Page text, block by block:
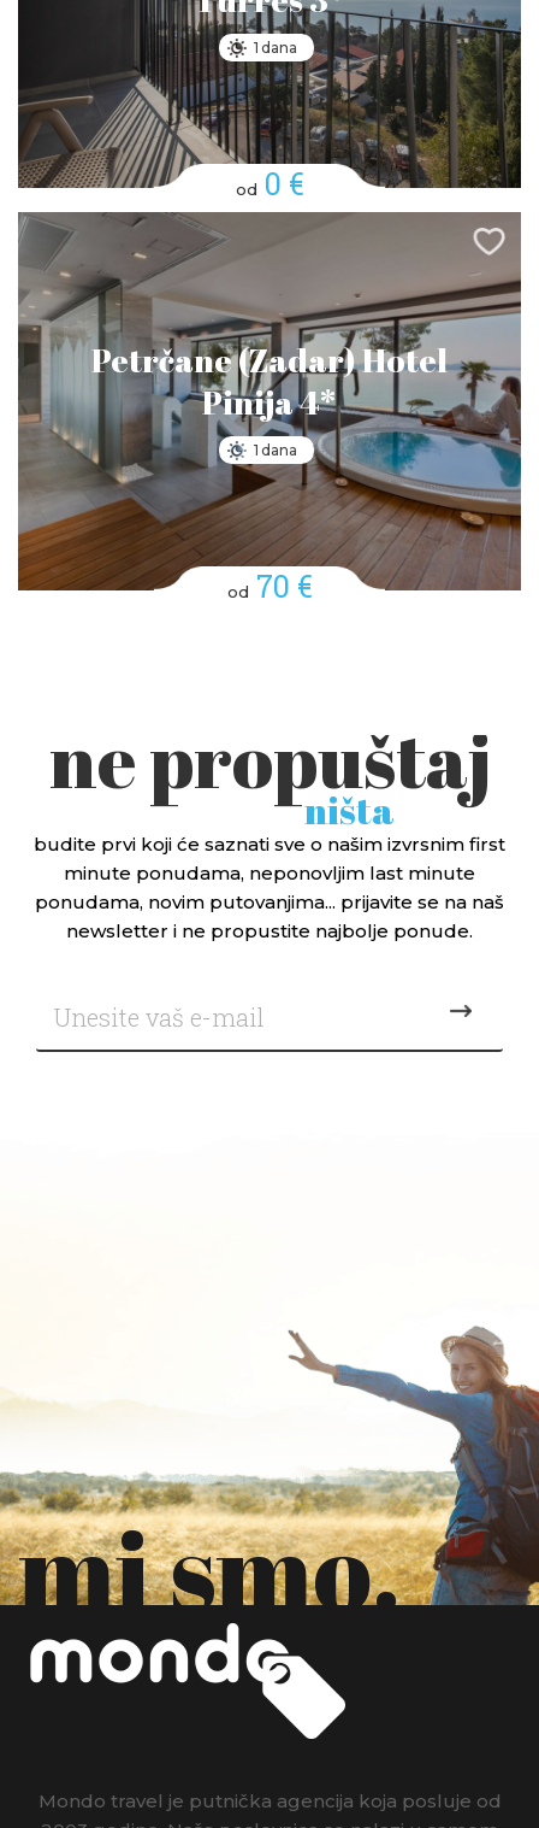
1 dana
od 0 €
Petrčane (Zadar) Hotel
Pinija 4*
1 dana
od 70 €
ne propuštaj
ništa
budite prvi koji će saznati sve o našim izvrsnim first
minute ponudama, neponovljim last minute
ponudama, novim putovanjima... prijavite se na naš
newsletter i ne propustite najbolje ponude.
mi smo.
Mondo travel je putnička agencija koja posluje od